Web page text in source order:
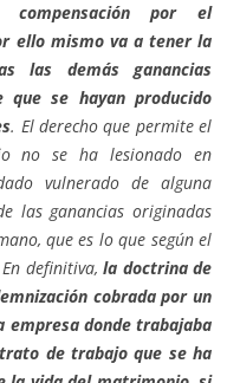
por el
ello mismo va a tener la
las demás ganancias
que se hayan producido
. El derecho que permite el
no se ha lesionado en
vulnerado de alguna
las ganancias originadas
que es lo que según el
En definitiva,la doctrina de
cobrada por un
empresa donde trabajaba
de trabajo que se ha